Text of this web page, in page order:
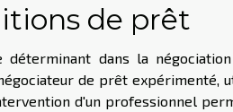
de prêt
déterminant dans la
de prêt expérimenté,
d'un professionnel